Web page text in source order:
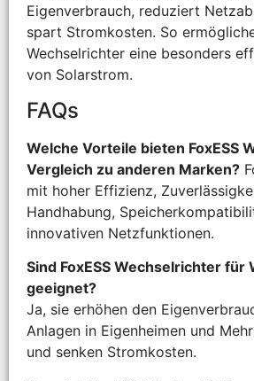
Eigenverbrauch, reduziert
spart Stromkosten. So
Wechselrichter eine besonders
von Solarstrom.
FAQs
Welche Vorteile bieten FoxESS
Vergleich zu anderen Marken?
mit hoher Effizienz,
Handhabung,
innovativen Netzfunktionen.
Sind FoxESS Wechselrichter für
geeignet?
Ja, sie erhöhen den
Anlagen in Eigenheimen und
und senken Stromkosten.